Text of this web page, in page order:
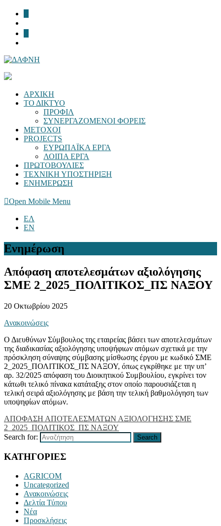
ΑΡΧΙΚΗ
ΤΟ ΔΙΚΤΥΟ
ΠΡΟΦΙΛ
ΣΥΝΕΡΓΑΖΟΜΕΝΟΙ ΦΟΡΕΙΣ
ΜΕΤΟΧΟΙ
PROJECTS
ΕΥΡΩΠΑΪΚΑ ΕΡΓΑ
ΛΟΙΠΑ ΕΡΓΑ
ΠΡΩΤΟΒΟΥΛΙΕΣ
ΤΕΧΝΙΚΗ ΥΠΟΣΤΗΡΙΞΗ
ΕΝΗΜΕΡΩΣΗ
Open Mobile Menu
ΕΛ
EN
Ενημέρωση
Απόφαση αποτελεσμάτων αξιολόγησης
ΣΜΕ 2_2025_ΠΟΛΙΤΙΚΟΣ_ΠΣ ΝΑΞΟΥ
20 Οκτωβρίου 2025
Ανακοινώσεις
Ο Διευθύνων Σύμβουλος της εταιρείας βάσει των αποτελεσμάτων
της διαδικασίας αξιολόγησης υποψήφιων ατόμων σχετικά με την
πρόσκληση σύναψης σύμβασης μίσθωσης έργου με κωδικό ΣΜΕ
2_2025_ΠΟΛΙΤΙΚΟΣ_ΠΣ ΝΑΞΟΥ, όπως εγκρίθηκε με την υπ’
αρ. 32/2025 απόφαση του Διοικητικού Συμβουλίου, εγκρίνει τον
κάτωθι τελικό πίνακα κατάταξης στον οποίο παρουσιάζεται η
τελική σειρά αξιολόγησης με βάση την τελική βαθμολόγηση των
υποψηφίων ατόμων.
ΑΠΟΦΑΣΗ ΑΠΟΤΕΛΕΣΜΑΤΩΝ ΑΞΙΟΛΟΓΗΣΗΣ ΣΜΕ
2_2025_ΠΟΛΙΤΙΚΟΣ_ΠΣ ΝΑΞΟΥ
Search for:
Search
ΚΑΤΗΓΟΡΙΕΣ
AGRICOM
Uncategorized
Ανακοινώσεις
Δελτία Τύπου
Νέα
Προσκλήσεις